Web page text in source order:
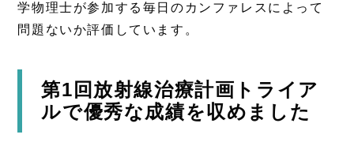
学物理士が参加する毎日のカンファレスによって
問題ないか評価しています。
第1回放射線治療計画トライア
ルで優秀な成績を収めました